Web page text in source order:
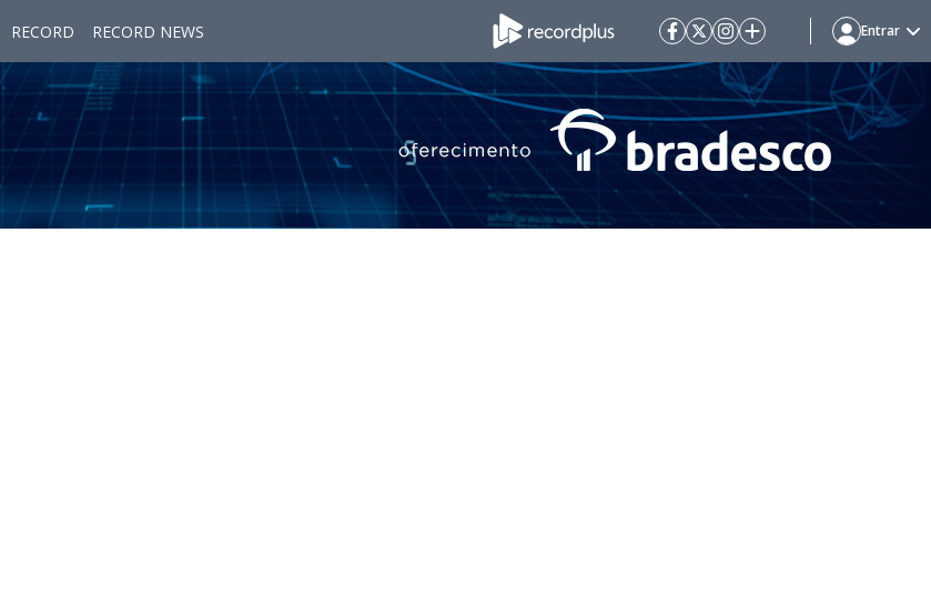
RECORD RECORD NEWS Entrar